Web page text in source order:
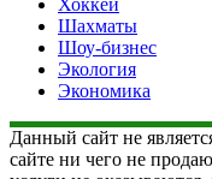
Шахматы
Шоу-бизнес
Экология
Экономика
Данный сайт не
сайте ни чего не